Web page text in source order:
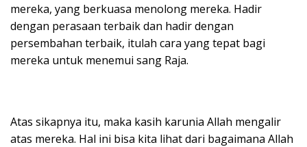
mereka, yang berkuasa menolong mereka. Hadir
dengan perasaan terbaik dan hadir dengan
persembahan terbaik, itulah cara yang tepat bagi
mereka untuk menemui sang Raja.
Atas sikapnya itu, maka kasih karunia Allah mengalir
atas mereka. Hal ini bisa kita lihat dari bagaimana Allah